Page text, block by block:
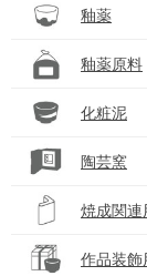
釉薬
釉薬原料
化粧泥
陶芸窯
焼成関連
作品装飾